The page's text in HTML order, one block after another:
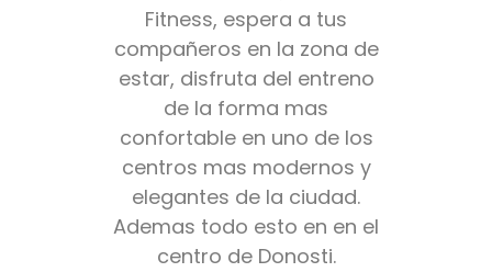
Fitness, espera a tus
compañeros en la zona de
estar, disfruta del entreno
de la forma mas
confortable en uno de los
centros mas modernos y
elegantes de la ciudad.
Ademas todo esto en en el
centro de Donosti.